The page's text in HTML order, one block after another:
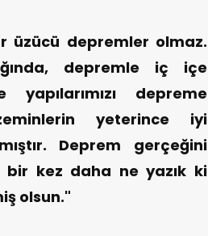
üzücü depremler olmaz.
depremle iç içe
depreme
yeterince iyi
Deprem gerçeğini
bir kez daha ne yazık ki
olsun."